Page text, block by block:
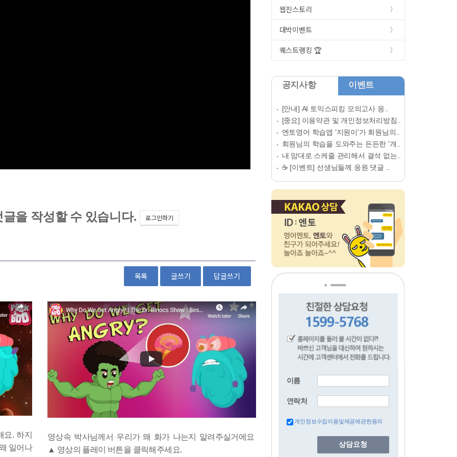
목록 글쓰기 답글쓰기
웹진스토리
대박이벤트
퀘스트랭킹 🏆
공지사항 이벤트
[안내] AI 토익스피킹 모의고사 응..
[중요] 이용약관 및 개인정보처리방침..
엔토영어 학습앱 '지원이'가 회원님의..
회원님의 학습을 도와주는 든든한 '개..
내 맘대로 스케줄 관리해서 결석 없는..
☕ [이벤트] 선생님들께 응원 댓글 ..
이름
연락처
개인정보수집이용및제공에관한동의
상담요청